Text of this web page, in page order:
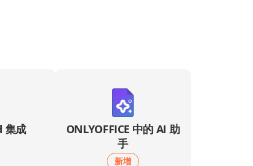
集成
ONLYOFFICE 中的 AI 助
手
新增